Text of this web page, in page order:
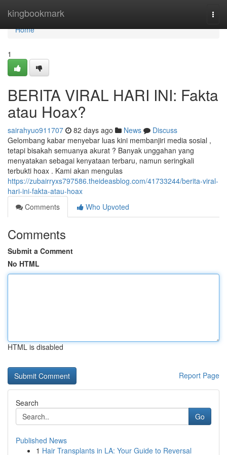
kingbookmark
Home
Home
1
BERITA VIRAL HARI INI: Fakta
atau Hoax?
sairahyuo911707 82 days ago News
Discuss
Gelombang kabar menyebar luas kini membanjiri media sosial ,
tetapi bisakah semuanya akurat ? Banyak unggahan yang
menyatakan sebagai kenyataan terbaru, namun seringkali
terbukti hoax . Kami akan mengulas
https://zubairryxs797586.theideasblog.com/41733244/berita-viral-
hari-ini-fakta-atau-hoax
Comments
Who Upvoted
Comments
Submit a Comment
No HTML
HTML is disabled
Report Page
Search
Go
Published News
1 Hair Transplants in LA: Your Guide to Reversal